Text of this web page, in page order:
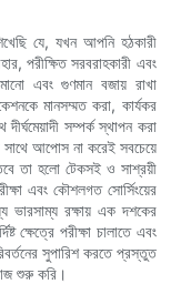
যে, যখন আপনি হঠকারী
পরীক্ষিত সরবরাহকারী এবং
এবং গুণমান বজায় রাখা
মানসম্মত করা, কার্যকর
সম্পর্ক স্থাপন করা
সাথে আপোস না করেই সবচেয়ে
তা হলো টেকসই ও সাশ্রয়ী
এবং কৌশলগত সোর্সিংয়ের
ভারসাম্য রক্ষায় এক দশকের
ক্ষেত্রে পরীক্ষা চালাতে এবং
সুপারিশ করতে প্রস্তুত
শুরু করি।